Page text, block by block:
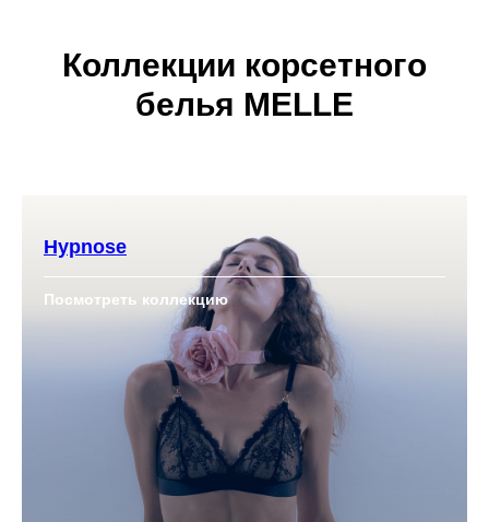
Коллекции корсетного
белья MELLE
Hypnose
Посмотреть коллекцию